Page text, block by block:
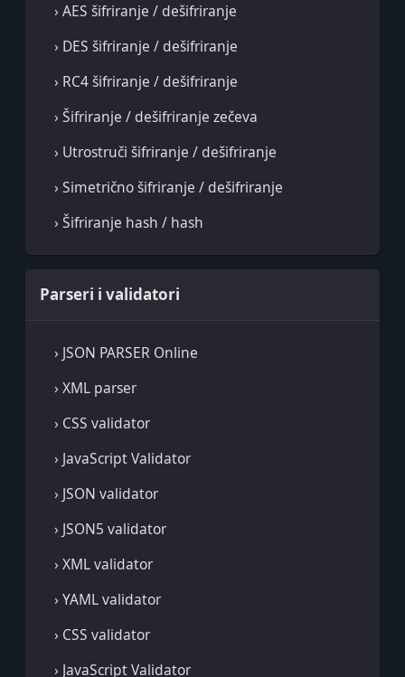
› AES šifriranje / dešifriranje
› DES šifriranje / dešifriranje
› RC4 šifriranje / dešifriranje
› Šifriranje / dešifriranje zečeva
› Utrostruči šifriranje / dešifriranje
› Simetrično šifriranje / dešifriranje
› Šifriranje hash / hash
Parseri i validatori
› JSON PARSER Online
› XML parser
› CSS validator
› JavaScript Validator
› JSON validator
› JSON5 validator
› XML validator
› YAML validator
› CSS validator
› JavaScript Validator